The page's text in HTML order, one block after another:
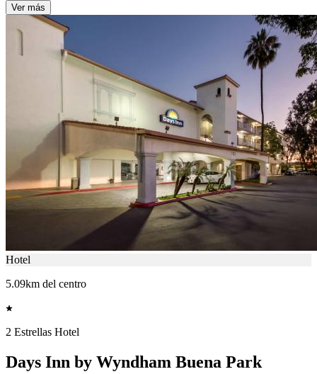
Ver más
Hotel
5.09km del centro
2 Estrellas Hotel
Days Inn by Wyndham Buena Park